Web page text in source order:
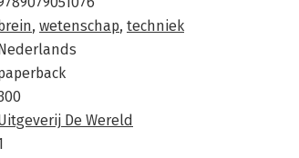
, wetenschap, techniek
De Wereld